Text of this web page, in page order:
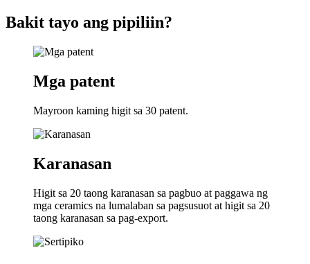
Bakit tayo ang pipiliin?
Mga patent
Mayroon kaming higit sa 30 patent.
Karanasan
Higit sa 20 taong karanasan sa pagbuo at paggawa ng
mga ceramics na lumalaban sa pagsusuot at higit sa 20
taong karanasan sa pag-export.